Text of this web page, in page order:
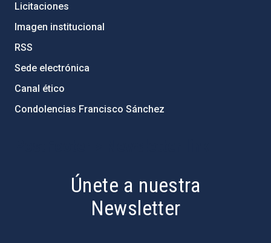
Licitaciones
Imagen institucional
RSS
Sede electrónica
Canal ético
Condolencias Francisco Sánchez
Únete a nuestra
Newsletter